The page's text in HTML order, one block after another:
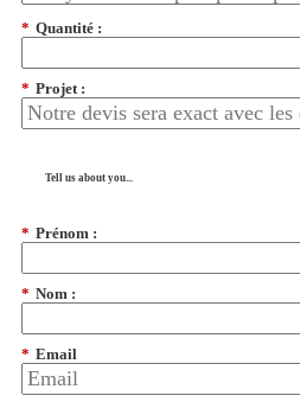
* Quantité :
* Projet :
Tell us about you...
* Prénom :
* Nom :
* Email